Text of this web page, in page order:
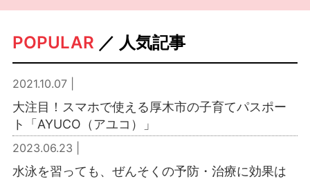
POPULAR ／ 人気記事
2021.10.07 |
大注目！スマホで使える厚木市の子育てパスポー
ト「AYUCO（アユコ）」
2023.06.23 |
水泳を習っても、ぜんそくの予防・治療に効果は